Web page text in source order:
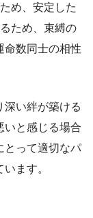
め、安定した
ため、束縛の
命数同士の相性
深い絆が築ける
いと感じる場合
とって適切なパ
ます。